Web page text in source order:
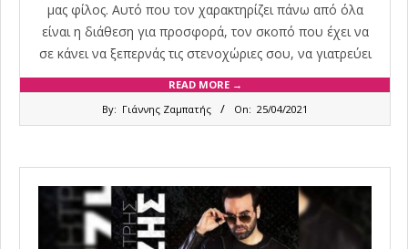
μας φίλος. Αυτό που τον χαρακτηρίζει πάνω από όλα
είναι η διάθεση για προσφορά, τον σκοπό που έχει να
σε κάνει να ξεπερνάς τις στενοχώριες σου, να γιατρεύει
READ MORE →
By: Γιάννης Ζαμπατής On: 25/04/2021